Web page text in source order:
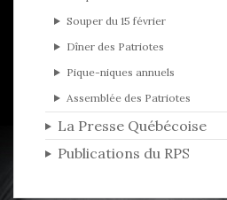
Souper du 15 février
Dîner des Patriotes
Pique-niques annuels
Assemblée des Patriotes
La Presse Québécoise
Publications du RPS